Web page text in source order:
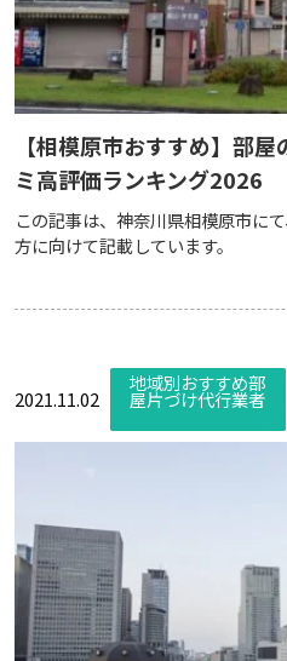
【相模原市おすすめ】部
ミ高評価ランキング2026
この記事は、神奈川県相模原市に
方に向けて記載しています。
2021.11.02
地域別おすすめ部
屋片づけ代行業者